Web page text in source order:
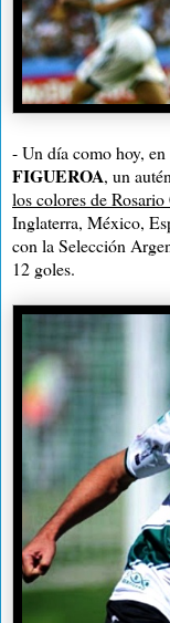
- Un día como hoy,
FIGUEROA, un
los colores de
Inglaterra, México,
con la Selección
12 goles.